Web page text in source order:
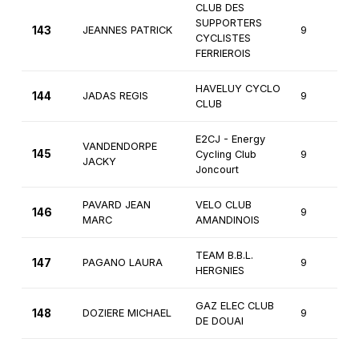
143 JEANNES PATRICK
CLUB DES
SUPPORTERS
CYCLISTES
FERRIEROIS
9
144 JADAS REGIS
HAVELUY CYCLO
CLUB
9
145
VANDENDORPE
JACKY
E2CJ - Energy
Cycling Club
Joncourt
9
146
PAVARD JEAN
MARC
VELO CLUB
AMANDINOIS
9
147 PAGANO LAURA
TEAM B.B.L.
HERGNIES
9
148 DOZIERE MICHAEL
GAZ ELEC CLUB
DE DOUAI
9